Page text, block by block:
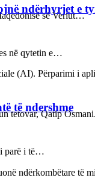
(AI). Përparimi i
ndërkombëtare të
së Veriut…
tetovar, Qatip
ndërhyrjet e
në qytetin e…
të ndershme
i parë i të…